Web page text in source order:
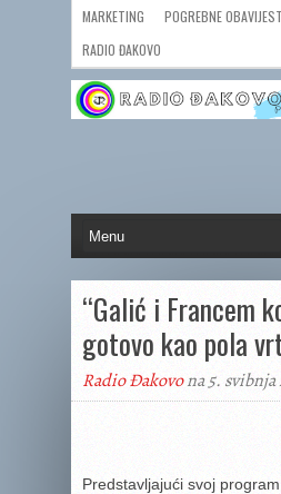
MARKETING POGREBNE
RADIO ĐAKOVO
“Galić i Francem
gotovo kao pola
Radio Đakovona 5. svibnja
Predstavljajući svoj